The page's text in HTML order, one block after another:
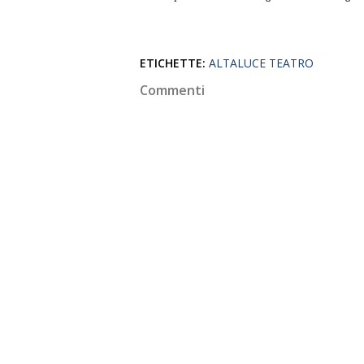
ETICHETTE: ALTALUCE TEATRO
Commenti